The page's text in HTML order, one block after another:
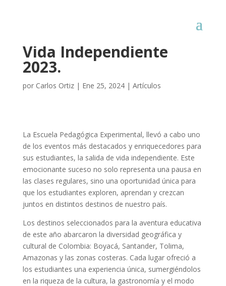
Vida Independiente
2023.
por Carlos Ortiz| Ene 25, 2024| Artículos
La Escuela Pedagógica Experimental, llevó a cabo uno
de los eventos más destacados y enriquecedores para
sus estudiantes, la salida de vida independiente. Este
emocionante suceso no solo representa una pausa en
las clases regulares, sino una oportunidad única para
que los estudiantes exploren, aprendan y crezcan
juntos en distintos destinos de nuestro país.
Los destinos seleccionados para la aventura educativa
de este año abarcaron la diversidad geográfica y
cultural de Colombia: Boyacá, Santander, Tolima,
Amazonas y las zonas costeras. Cada lugar ofreció a
los estudiantes una experiencia única, sumergiéndolos
en la riqueza de la cultura, la gastronomía y el modo